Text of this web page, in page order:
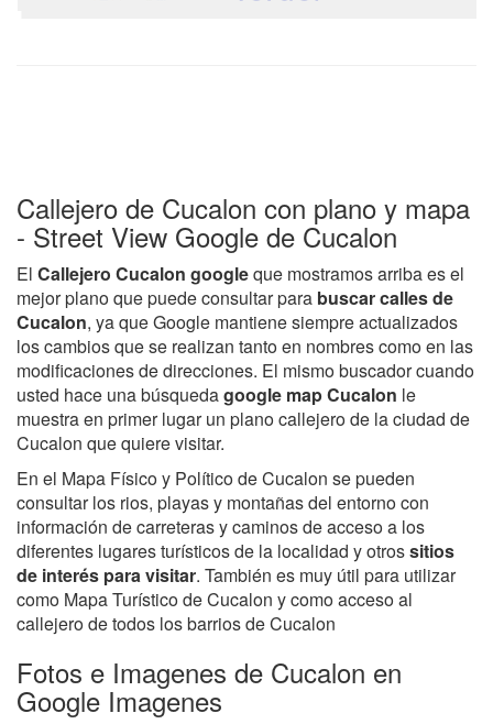
Callejero de Cucalon con plano y mapa
- Street View Google de Cucalon
El Callejero Cucalon googleque mostramos arriba es el
mejor plano que puede consultar para buscar calles de
Cucalon, ya que Google mantiene siempre actualizados
los cambios que se realizan tanto en nombres como en las
modificaciones de direcciones. El mismo buscador cuando
usted hace una búsquedagoogle map Cucalon le
muestra en primer lugar un plano callejero de la ciudad de
Cucalon que quiere visitar.
En el Mapa Físico y Político de Cucalon se pueden
consultar los rios, playas y montañas del entorno con
información de carreteras y caminos de acceso a los
diferentes lugares turísticos de la localidad y otrossitios
de interés para visitar. También es muy útil para utilizar
como Mapa Turístico de Cucalon y como acceso al
callejero de todos los barrios de Cucalon
Fotos e Imagenes de Cucalon en
Google Imagenes